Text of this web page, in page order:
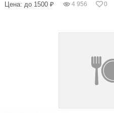
Цена: до 1500 ₽ 4 956 0